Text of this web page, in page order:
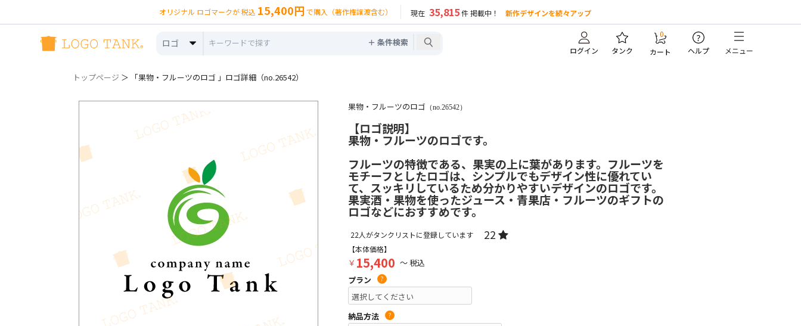
オリジナル ロゴマークが 税込 15,400円 で購入（著作権譲渡含む） 現在 35,815件 掲載中！ 新作デザインを続々アップ
ロゴ ＋ 条件検索
ログイン タンク
0
カート
?
ヘルプ メニュー
トップページ ＞ 「果物・フルーツのロゴ 」ロゴ詳細（no.26542）
果物・フルーツのロゴ （no.26542）
【ロゴ説明】
果物・フルーツのロゴです。
フルーツの特徴である、果実の上に葉があります。フルーツを
モチーフとしたロゴは、シンプルでもデザイン性に優れてい
て、スッキリしているため分かりやすいデザインのロゴです。
果実酒・果物を使ったジュース・青果店・フルーツのギフトの
ロゴなどにおすすめです。
22人がタンクリストに登録しています 22
【本体価格】
￥ 15,400 ～ 税込
プラン
?
納品方法 ?